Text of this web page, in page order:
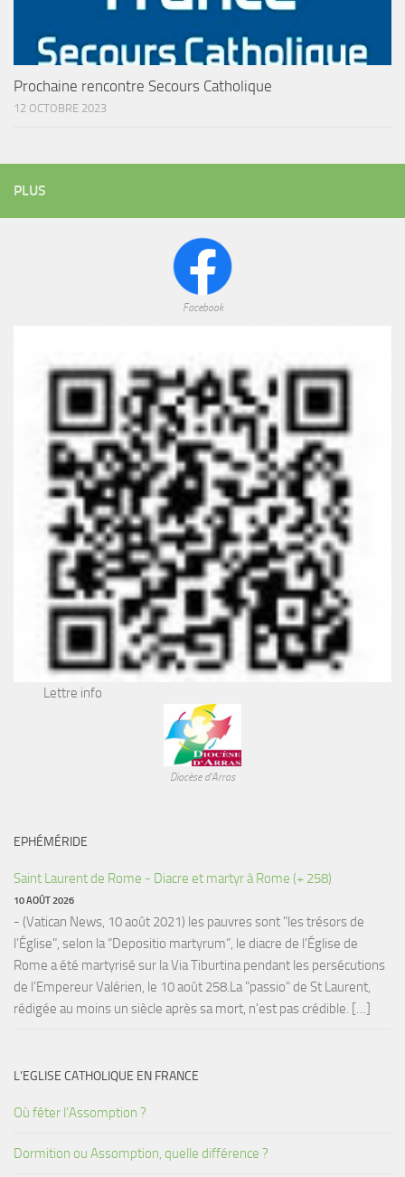
Prochaine rencontre Secours Catholique
12 OCTOBRE 2023
PLUS
Facebook
Lettre info
Diocèse d'Arras
EPHÉMÉRIDE
Saint Laurent de Rome - Diacre et martyr à Rome (+ 258)
10 AOÛT 2026
- (Vatican News, 10 août 2021) les pauvres sont "les trésors de
l'Église", selon la “Depositio martyrum”, le diacre de l'Église de
Rome a été martyrisé sur la Via Tiburtina pendant les persécutions
de l’Empereur Valérien, le 10 août 258.La "passio" de St Laurent,
rédigée au moins un siècle après sa mort, n'est pas crédible. […]
L’EGLISE CATHOLIQUE EN FRANCE
Où fêter l’Assomption ?
Dormition ou Assomption, quelle différence ?